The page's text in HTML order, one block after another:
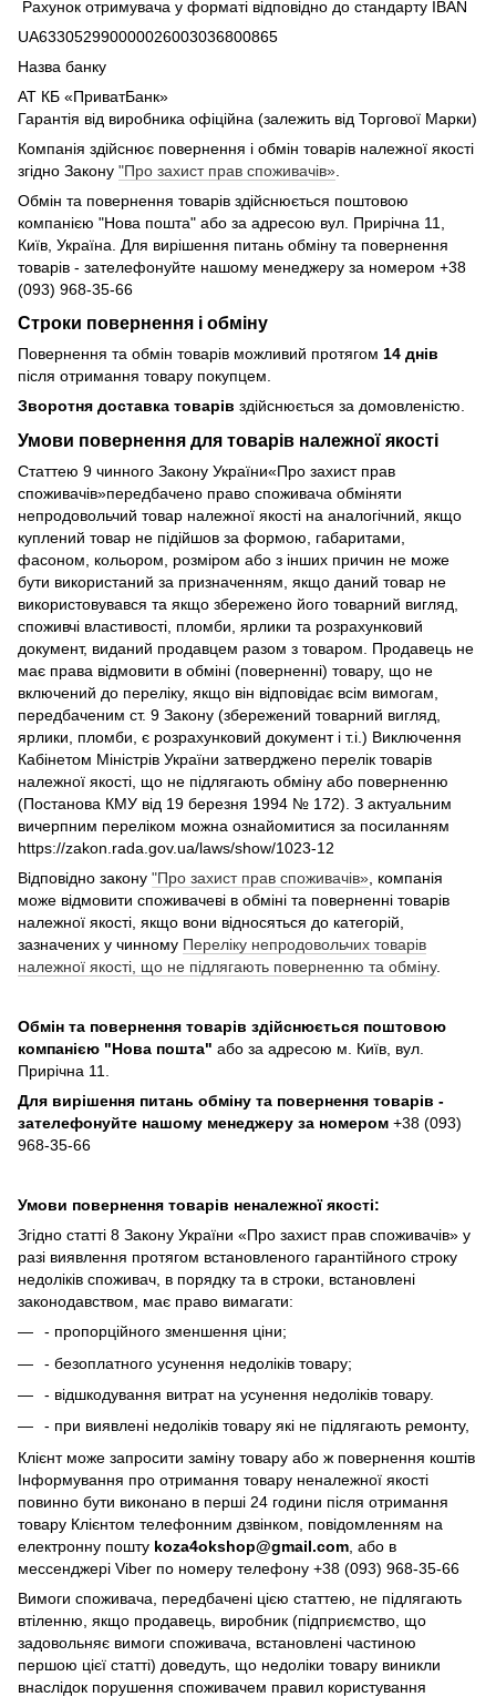
Рахунок отримувача у форматі відповідно до стандарту IBAN
UA633052990000026003036800865
Назва банку
АТ КБ «ПриватБанк»
Гарантія від виробника офіційна (залежить від Торгової Марки)
Компанія здійснює повернення і обмін товарів належної якості
згідно Закону "Про захист прав споживачів»
Обмін та повернення товарів здійснюється поштовою
компанією "Нова пошта" або за адресою вул. Прирічна 11,
Київ, Україна. Для вирішення питань обміну та повернення
товарів - зателефонуйте нашому менеджеру за номером +38
(093) 968-35-66
Строки повернення і обміну
Повернення та обмін товарів можливий протягом 14 днів
після отримання товару покупцем.
Зворотня доставка товарів здійснюється за домовленістю.
Умови повернення для товарів належної якості
Статтею 9 чинного Закону України«Про захист прав
споживачів»передбачено право споживача обміняти
непродовольчий товар належної якості на аналогічний, якщо
куплений товар не підійшов за формою, габаритами,
фасоном, кольором, розміром або з інших причин не може
бути використаний за призначенням, якщо даний товар не
використовувався та якщо збережено його товарний вигляд,
споживчі властивості, пломби, ярлики та розрахунковий
документ, виданий продавцем разом з товаром. Продавець не
має права відмовити в обміні (поверненні) товару, що не
включений до переліку, якщо він відповідає всім вимогам,
передбаченим ст. 9 Закону (збережений товарний вигляд,
ярлики, пломби, є розрахунковий документ і т.і.) Виключення
Кабінетом Міністрів України затверджено перелік товарів
належної якості, що не підлягають обміну або поверненню
(Постанова КМУ від 19 березня 1994 № 172). З актуальним
вичерпним переліком можна ознайомитися за посиланням
https://zakon.rada.gov.ua/laws/show/1023-12
Відповідно закону "Про захист прав споживачів» , компанія
може відмовити споживачеві в обміні та поверненні товарів
належної якості, якщо вони відносяться до категорій,
зазначених у чинному Переліку непродовольчих товарів
належної якості, що не підлягають поверненню та обміну.
Обмін та повернення товарів здійснюється поштовою
компанією "Нова пошта" або за адресою м. Київ, вул.
Прирічна 11.
Для вирішення питань обміну та повернення товарів -
зателефонуйте нашому менеджеру за номером +38 (093)
968-35-66
Умови повернення товарів неналежної якості:
Згідно статті 8 Закону України «Про захист прав споживачів» у
разі виявлення протягом встановленого гарантійного строку
недоліків споживач, в порядку та в строки, встановлені
законодавством, має право вимагати:
- пропорційного зменшення ціни;
- безоплатного усунення недоліків товару;
- відшкодування витрат на усунення недоліків товару.
- при виявлені недоліків товару які не підлягають ремонту,
Клієнт може запросити заміну товару або ж повернення коштів
Інформування про отримання товару неналежної якості
повинно бути виконано в перші 24 години після отримання
товару Клієнтом телефонним дзвінком, повідомленням на
електронну пошту koza4okshop@gmail.com , або в
мессенджері Viber по номеру телефону +38 (093) 968-35-66
Вимоги споживача, передбачені цією статтею, не підлягають
втіленню, якщо продавець, виробник (підприємство, що
задовольняє вимоги споживача, встановлені частиною
першою цієї статті) доведуть, що недоліки товару виникли
внаслідок порушення споживачем правил користування